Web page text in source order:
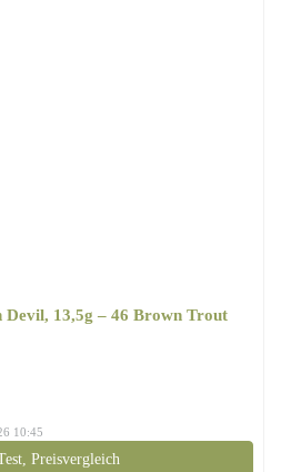
Devil, 13,5g – 46 Brown Trout
10:45
Preisvergleich